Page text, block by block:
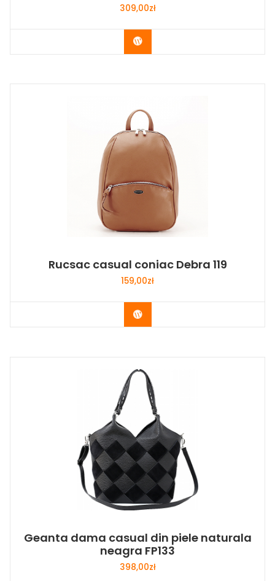
309,00zł
Buy Now
Rucsac casual coniac Debra 119
159,00zł
Buy Now
Geanta dama casual din piele naturala
neagra FP133
398,00zł